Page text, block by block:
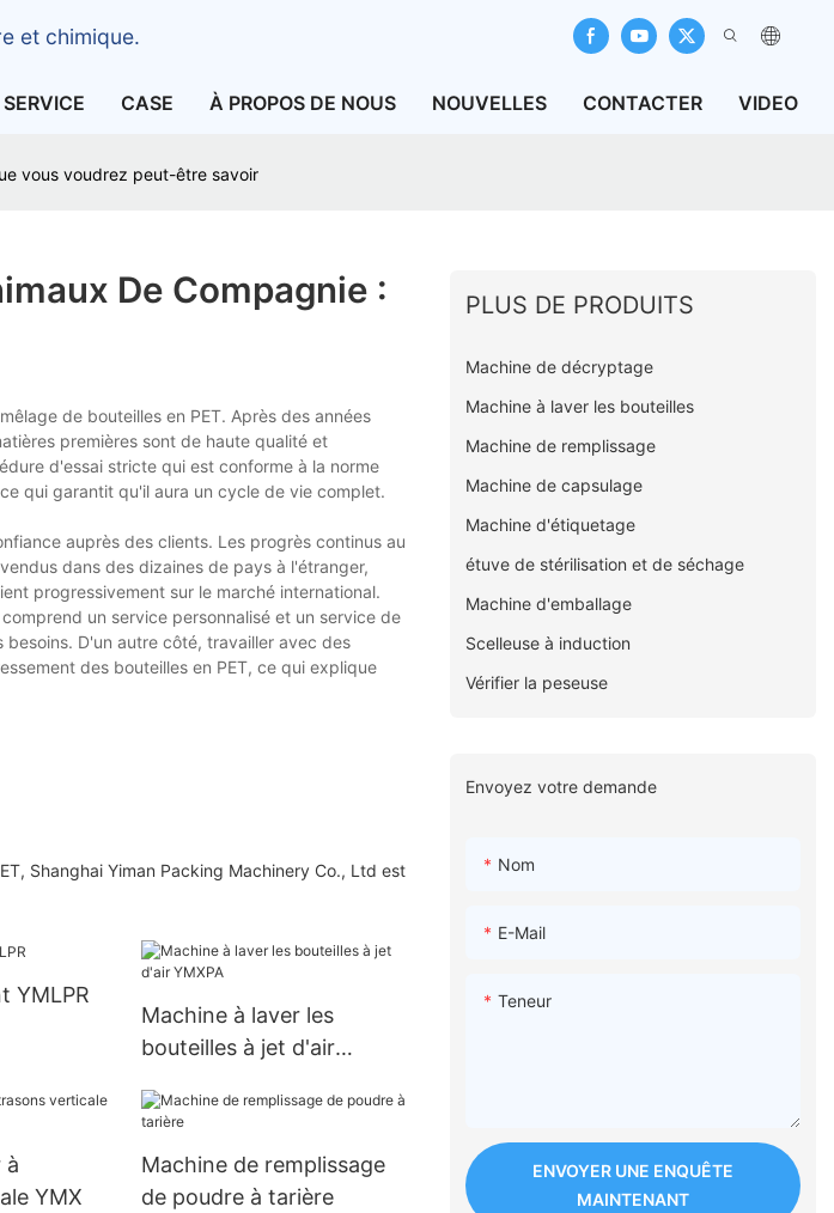
et chimique.
CASE À PROPOS DE NOUS NOUVELLES CONTACTER VIDEO
vous voudrez peut-être savoir
De Compagnie :
de bouteilles en PET. Après des années
premières sont de haute qualité et
d'essai stricte qui est conforme à la norme
qui garantit qu'il aura un cycle de vie complet.
auprès des clients. Les progrès continus au
dans des dizaines de pays à l'étranger,
progressivement sur le marché international.
un service personnalisé et un service de
D'un autre côté, travailler avec des
des bouteilles en PET, ce qui explique
Shanghai Yiman Packing Machinery Co., Ltd est
YMLPR
Machine à laver les
bouteilles à jet d'air
à
YMX
Machine de remplissage
de poudre à tarière
PLUS DE PRODUITS
Machine de décryptage
Machine à laver les bouteilles
Machine de remplissage
Machine de capsulage
Machine d'étiquetage
étuve de stérilisation et de séchage
Machine d'emballage
Scelleuse à induction
Vérifier la peseuse
Envoyez votre demande
Nom
E-Mail
Teneur
ENVOYER UNE ENQUÊTE
MAINTENANT